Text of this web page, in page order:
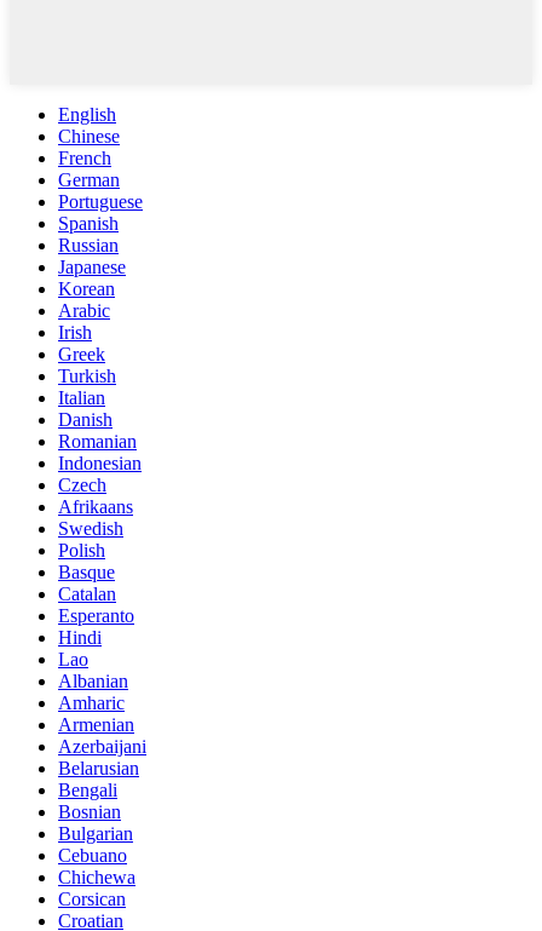
English
Chinese
French
German
Portuguese
Spanish
Russian
Japanese
Korean
Arabic
Irish
Greek
Turkish
Italian
Danish
Romanian
Indonesian
Czech
Afrikaans
Swedish
Polish
Basque
Catalan
Esperanto
Hindi
Lao
Albanian
Amharic
Armenian
Azerbaijani
Belarusian
Bengali
Bosnian
Bulgarian
Cebuano
Chichewa
Corsican
Croatian